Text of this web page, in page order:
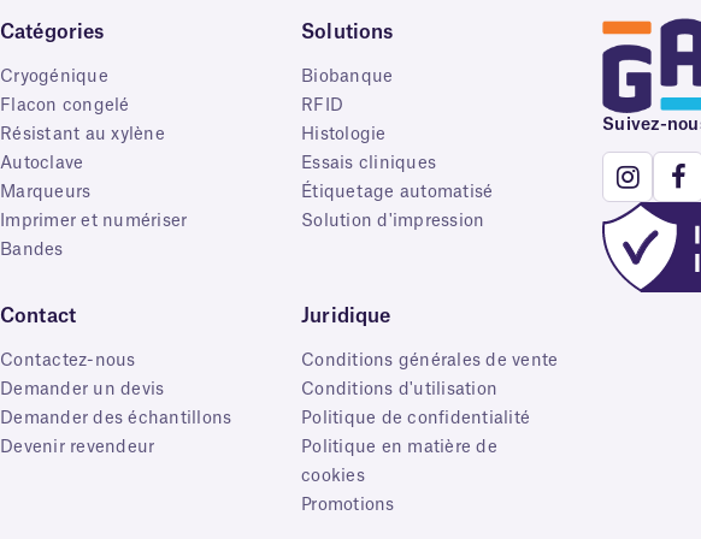
Catégories
Cryogénique
Flacon congelé
Résistant au xylène
Autoclave
Marqueurs
Imprimer et numériser
Bandes
Solutions
Biobanque
RFID
Histologie
Essais cliniques
Étiquetage automatisé
Solution d'impression
Contact
Contactez-nous
Demander un devis
Demander des échantillons
Devenir revendeur
Juridique
Conditions générales de vente
Conditions d'utilisation
Politique de confidentialité
Politique en matière de
cookies
Promotions
Suivez-